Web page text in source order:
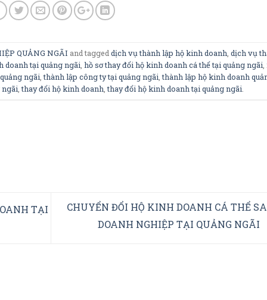
QUẢNG NGÃI and tagged dịch vụ thành lập hộ kinh doanh dịch vụ
doanh tại quảng ngãi hồ sơ thay đổi hộ kinh doanh cá thể tại quảng ngãi
ngãi ,thành lập công ty tại quảng ngãi ,thành lập hộ kinh doanh
ngãi ,thay đổi hộ kinh doanh ,thay đổi hộ kinh doanh tại quảng ngãi
TẠI
CHUYỂN ĐỔI HỘ KINH DOANH CÁ THỂ
DOANH NGHIỆP TẠI QUẢNG NGÃI